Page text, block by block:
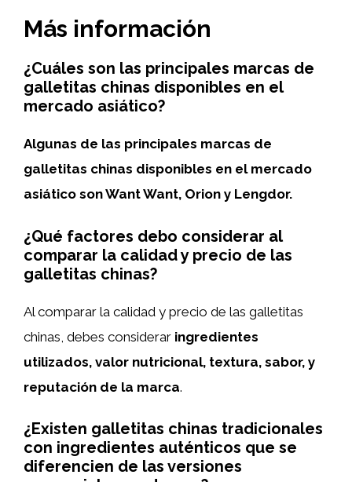
Más información
¿Cuáles son las principales marcas de
galletitas chinas disponibles en el
mercado asiático?
Algunas de las principales marcas de
galletitas chinas disponibles en el mercado
asiático son Want Want, Orion y Lengdor.
¿Qué factores debo considerar al
comparar la calidad y precio de las
galletitas chinas?
Al comparar la calidad y precio de las galletitas
chinas, debes considerar ingredientes
utilizados, valor nutricional, textura, sabor, y
reputación de la marca.
¿Existen galletitas chinas tradicionales
con ingredientes auténticos que se
diferencien de las versiones